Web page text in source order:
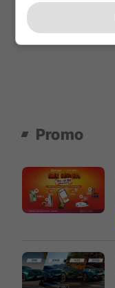
Promo